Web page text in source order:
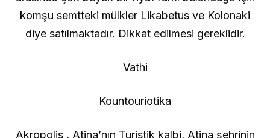
komşu semtteki mülkler Likabetus ve Kolonaki
diye satılmaktadır. Dikkat edilmesi gereklidir.
Vathi
Kountouriotika
Akropolis , Atina’nın Turistik kalbi, Atina şehrinin